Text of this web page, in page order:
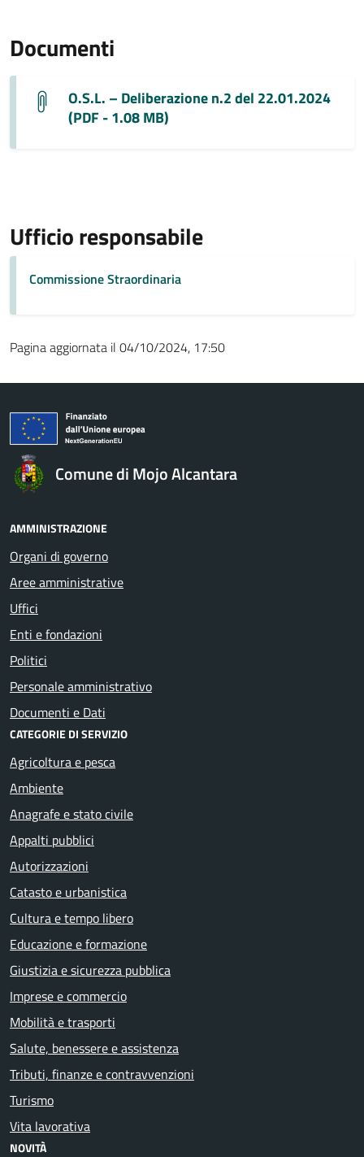
Documenti
O.S.L. – Deliberazione n.2 del 22.01.2024
(PDF - 1.08 MB)
Ufficio responsabile
Commissione Straordinaria
Pagina aggiornata il 04/10/2024, 17:50
Comune di Mojo Alcantara
AMMINISTRAZIONE
Organi di governo
Aree amministrative
Uffici
Enti e fondazioni
Politici
Personale amministrativo
Documenti e Dati
CATEGORIE DI SERVIZIO
Agricoltura e pesca
Ambiente
Anagrafe e stato civile
Appalti pubblici
Autorizzazioni
Catasto e urbanistica
Cultura e tempo libero
Educazione e formazione
Giustizia e sicurezza pubblica
Imprese e commercio
Mobilità e trasporti
Salute, benessere e assistenza
Tributi, finanze e contravvenzioni
Turismo
Vita lavorativa
NOVITÀ